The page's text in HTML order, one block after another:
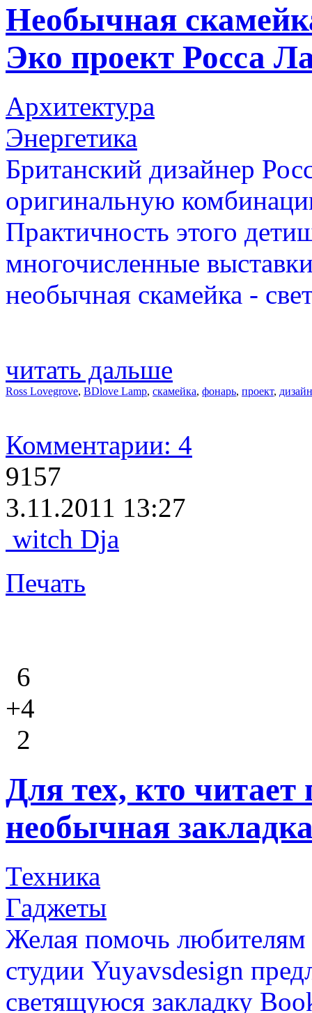
Необычная
Эко проект Росса
Архитектура
Энергетика
Британский дизайнер
оригинальную
Практичность этого
многочисленные
необычная скамейка -
читать дальше
Ross Lovegrove, BDlove Lamp, скамейка, фонарь, проект, дизайн
Комментарии: 4
9157
3.11.2011 13:27
witch Dja
Печать
6
+4
2
Для тех, кто
необычная
Техника
Гаджеты
Желая помочь любителям
студии Yuyavsdesign
светящуюся закладку